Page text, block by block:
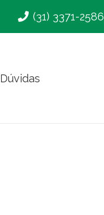
(31) 3371-2586
Dúvidas